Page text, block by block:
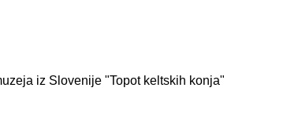
iz Slovenije "Topot keltskih konja"